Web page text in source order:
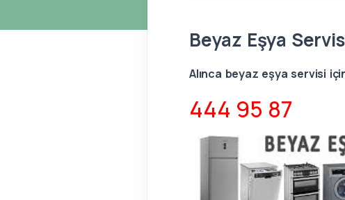
Beyaz Eşya
Alınca beyaz eşya servisi
444 95 87